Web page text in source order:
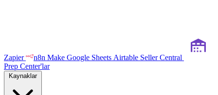
Zapier n8n Make Google Sheets Airtable Seller Central
Prep Center'lar
Kaynaklar